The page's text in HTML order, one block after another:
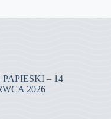
PAPIESKI – 14
2026